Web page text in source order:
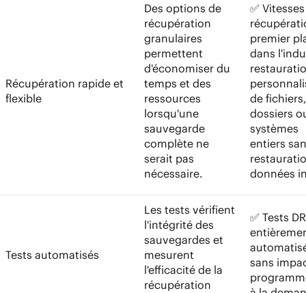
Récupération rapide et
flexible
Des options de
récupération
granulaires
permettent
d'économiser du
temps et des
ressources
lorsqu'une
sauvegarde
complète ne
serait pas
nécessaire.
✅
premier
dans
de fichiers,
dossiers
systèmes
entiers
données
Tests automatisés
Les tests vérifient
l'intégrité des
sauvegardes et
mesurent
l'efficacité de la
récupération
✅ Tests DR
sans